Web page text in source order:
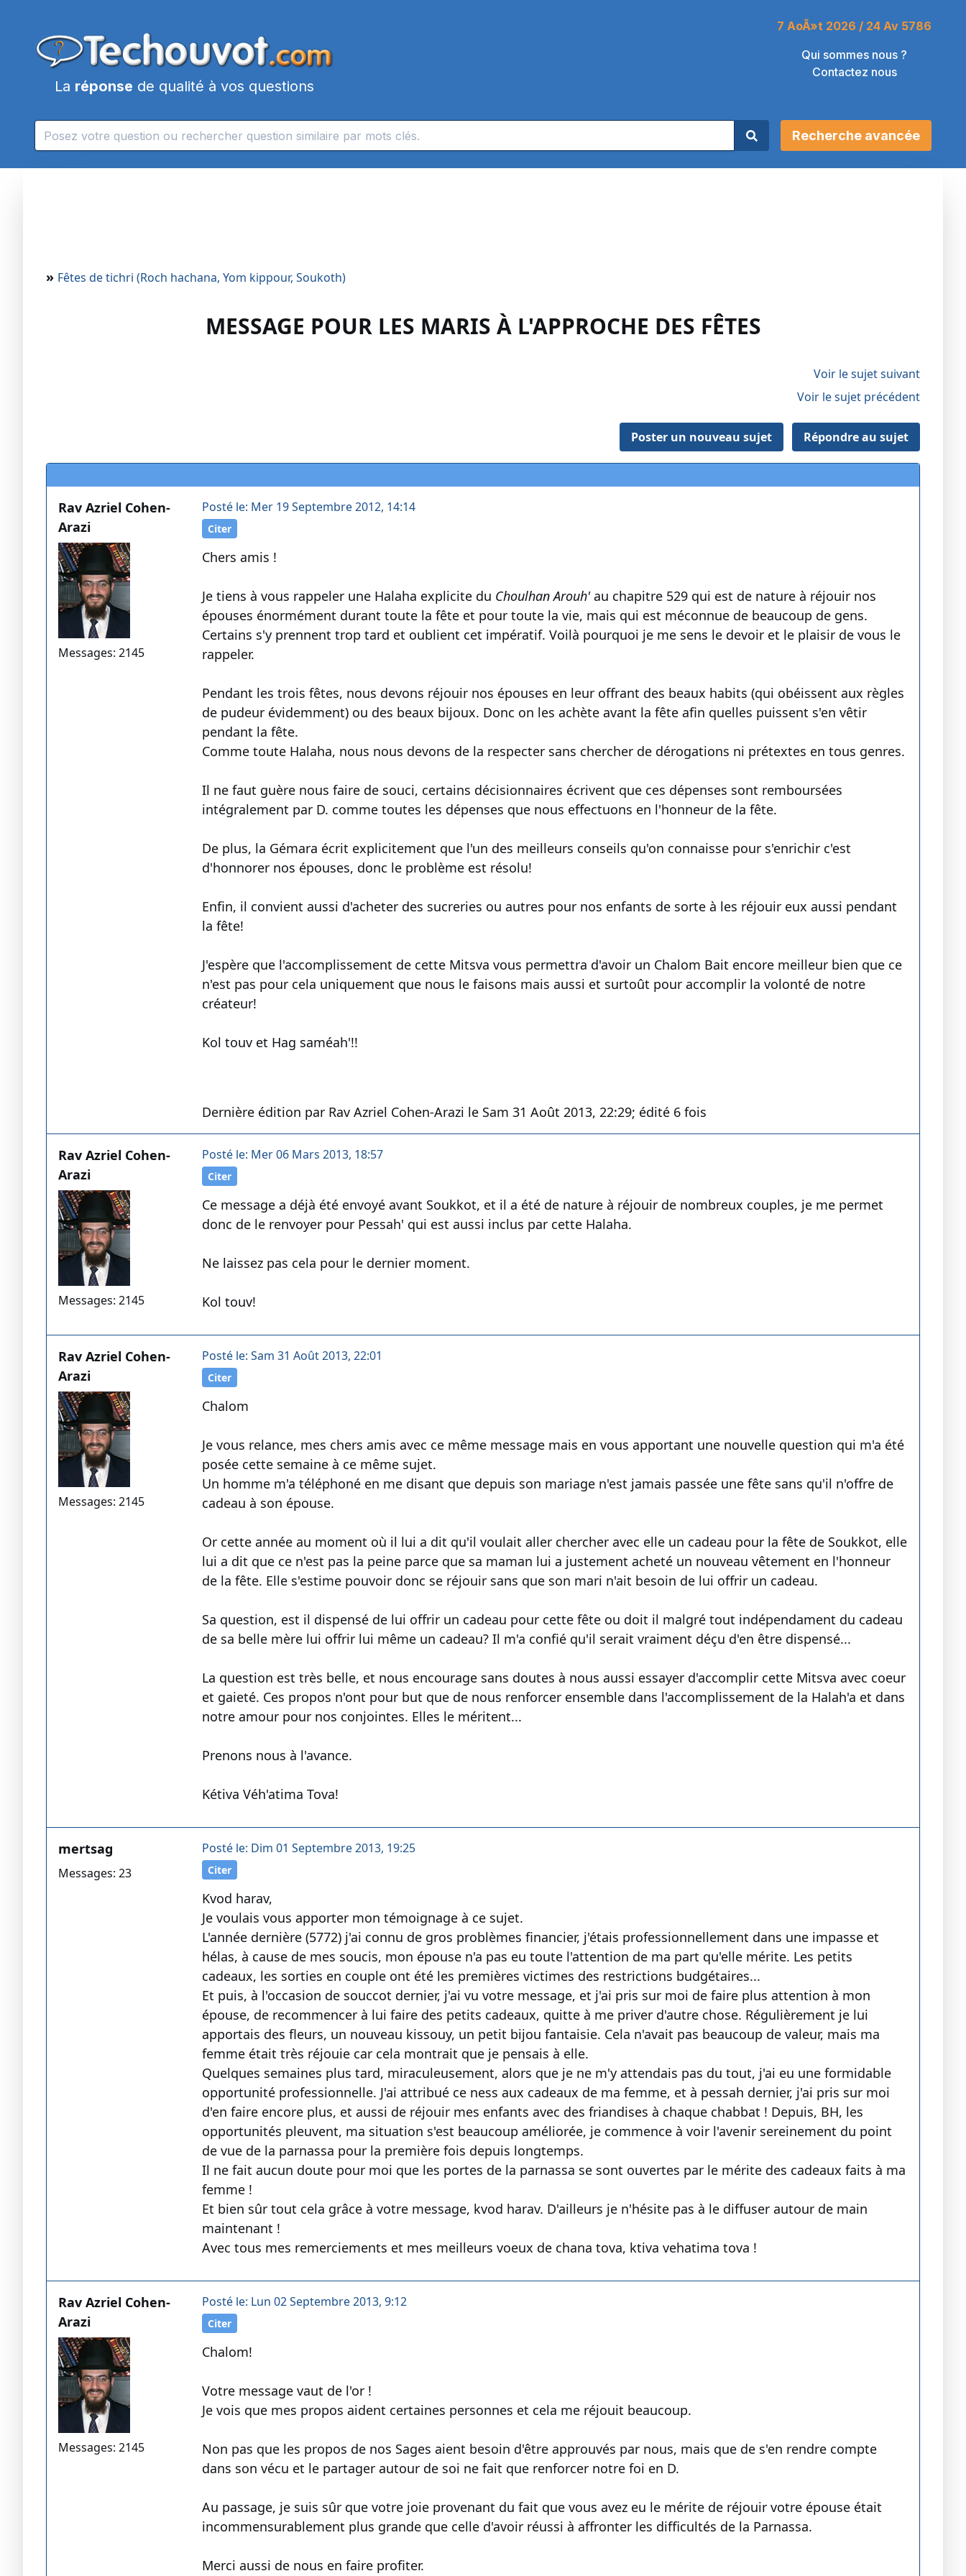
La réponse de qualité à vos questions
7 AoÃ»t 2026 / 24 Av 5786
Qui sommes nous ?
Contactez nous
Recherche avancée
» Fêtes de tichri (Roch hachana, Yom kippour, Soukoth)
MESSAGE POUR LES MARIS À L'APPROCHE DES FÊTES
Voir le sujet suivant
Voir le sujet précédent
Poster un nouveau sujet Répondre au sujet
Rav Azriel Cohen-
Arazi
Messages: 2145
Posté le: Mer 19 Septembre 2012, 14:14
Citer
Chers amis !
Je tiens à vous rappeler une Halaha explicite du Choulhan Arouh'au chapitre 529 qui est de nature à réjouir nos
épouses énormément durant toute la fête et pour toute la vie, mais qui est méconnue de beaucoup de gens.
Certains s'y prennent trop tard et oublient cet impératif. Voilà pourquoi je me sens le devoir et le plaisir de vous le
rappeler.
Pendant les trois fêtes, nous devons réjouir nos épouses en leur offrant des beaux habits (qui obéissent aux règles
de pudeur évidemment) ou des beaux bijoux. Donc on les achète avant la fête afin quelles puissent s'en vêtir
pendant la fête.
Comme toute Halaha, nous nous devons de la respecter sans chercher de dérogations ni prétextes en tous genres.
Il ne faut guère nous faire de souci, certains décisionnaires écrivent que ces dépenses sont remboursées
intégralement par D. comme toutes les dépenses que nous effectuons en l'honneur de la fête.
De plus, la Gémara écrit explicitement que l'un des meilleurs conseils qu'on connaisse pour s'enrichir c'est
d'honnorer nos épouses, donc le problème est résolu!
Enfin, il convient aussi d'acheter des sucreries ou autres pour nos enfants de sorte à les réjouir eux aussi pendant
la fête!
J'espère que l'accomplissement de cette Mitsva vous permettra d'avoir un Chalom Bait encore meilleur bien que ce
n'est pas pour cela uniquement que nous le faisons mais aussi et surtoût pour accomplir la volonté de notre
créateur!
Kol touv et Hag saméah'!!
Dernière édition par Rav Azriel Cohen-Arazi le Sam 31 Août 2013, 22:29; édité 6 fois
Rav Azriel Cohen-
Arazi
Messages: 2145
Posté le: Mer 06 Mars 2013, 18:57
Citer
Ce message a déjà été envoyé avant Soukkot, et il a été de nature à réjouir de nombreux couples, je me permet
donc de le renvoyer pour Pessah' qui est aussi inclus par cette Halaha.
Ne laissez pas cela pour le dernier moment.
Kol touv!
Rav Azriel Cohen-
Arazi
Messages: 2145
Posté le: Sam 31 Août 2013, 22:01
Citer
Chalom
Je vous relance, mes chers amis avec ce même message mais en vous apportant une nouvelle question qui m'a été
posée cette semaine à ce même sujet.
Un homme m'a téléphoné en me disant que depuis son mariage n'est jamais passée une fête sans qu'il n'offre de
cadeau à son épouse.
Or cette année au moment où il lui a dit qu'il voulait aller chercher avec elle un cadeau pour la fête de Soukkot, elle
lui a dit que ce n'est pas la peine parce que sa maman lui a justement acheté un nouveau vêtement en l'honneur
de la fête. Elle s'estime pouvoir donc se réjouir sans que son mari n'ait besoin de lui offrir un cadeau.
Sa question, est il dispensé de lui offrir un cadeau pour cette fête ou doit il malgré tout indépendament du cadeau
de sa belle mère lui offrir lui même un cadeau? Il m'a confié qu'il serait vraiment déçu d'en être dispensé...
La question est très belle, et nous encourage sans doutes à nous aussi essayer d'accomplir cette Mitsva avec coeur
et gaieté. Ces propos n'ont pour but que de nous renforcer ensemble dans l'accomplissement de la Halah'a et dans
notre amour pour nos conjointes. Elles le méritent...
Prenons nous à l'avance.
Kétiva Véh'atima Tova!
mertsag
Messages: 23
Posté le: Dim 01 Septembre 2013, 19:25
Citer
Kvod harav,
Je voulais vous apporter mon témoignage à ce sujet.
L'année dernière (5772) j'ai connu de gros problèmes financier, j'étais professionnellement dans une impasse et
hélas, à cause de mes soucis, mon épouse n'a pas eu toute l'attention de ma part qu'elle mérite. Les petits
cadeaux, les sorties en couple ont été les premières victimes des restrictions budgétaires...
Et puis, à l'occasion de souccot dernier, j'ai vu votre message, et j'ai pris sur moi de faire plus attention à mon
épouse, de recommencer à lui faire des petits cadeaux, quitte à me priver d'autre chose. Régulièrement je lui
apportais des fleurs, un nouveau kissouy, un petit bijou fantaisie. Cela n'avait pas beaucoup de valeur, mais ma
femme était très réjouie car cela montrait que je pensais à elle.
Quelques semaines plus tard, miraculeusement, alors que je ne m'y attendais pas du tout, j'ai eu une formidable
opportunité professionnelle. J'ai attribué ce ness aux cadeaux de ma femme, et à pessah dernier, j'ai pris sur moi
d'en faire encore plus, et aussi de réjouir mes enfants avec des friandises à chaque chabbat ! Depuis, BH, les
opportunités pleuvent, ma situation s'est beaucoup améliorée, je commence à voir l'avenir sereinement du point
de vue de la parnassa pour la première fois depuis longtemps.
Il ne fait aucun doute pour moi que les portes de la parnassa se sont ouvertes par le mérite des cadeaux faits à ma
femme !
Et bien sûr tout cela grâce à votre message, kvod harav. D'ailleurs je n'hésite pas à le diffuser autour de main
maintenant !
Avec tous mes remerciements et mes meilleurs voeux de chana tova, ktiva vehatima tova !
Rav Azriel Cohen-
Arazi
Messages: 2145
Posté le: Lun 02 Septembre 2013, 9:12
Citer
Chalom!
Votre message vaut de l'or !
Je vois que mes propos aident certaines personnes et cela me réjouit beaucoup.
Non pas que les propos de nos Sages aient besoin d'être approuvés par nous, mais que de s'en rendre compte
dans son vécu et le partager autour de soi ne fait que renforcer notre foi en D.
Au passage, je suis sûr que votre joie provenant du fait que vous avez eu le mérite de réjouir votre épouse était
incommensurablement plus grande que celle d'avoir réussi à affronter les difficultés de la Parnassa.
Merci aussi de nous en faire profiter.